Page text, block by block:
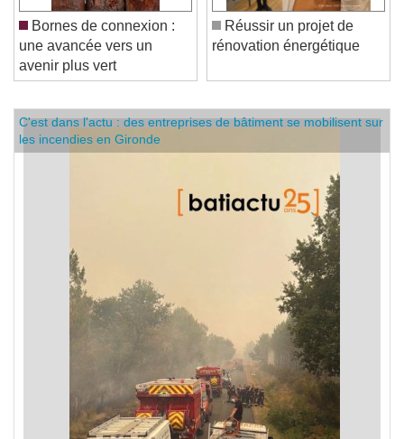
Bornes de connexion :
une avancée vers un
avenir plus vert
Réussir un projet de
C'est dans l'actu : des entreprises de bâtiment se mobilisent sur
les incendies en Gironde